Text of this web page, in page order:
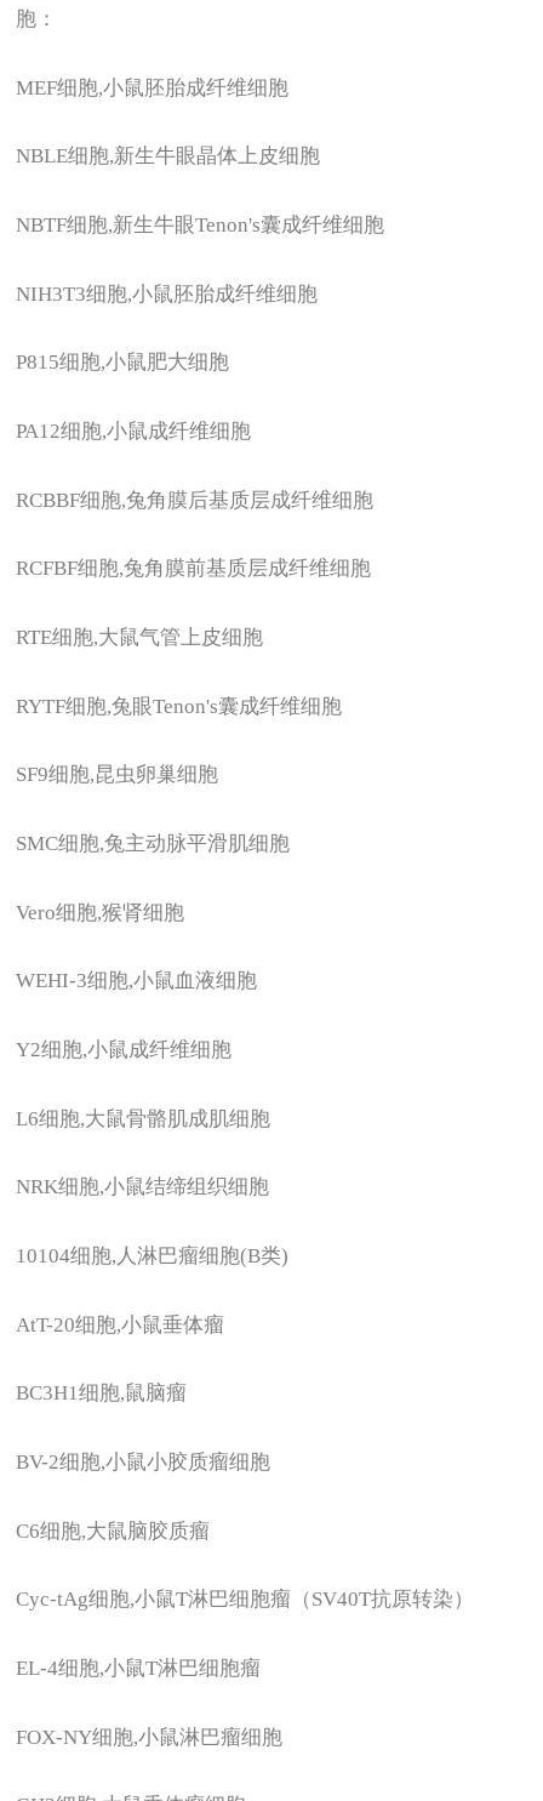
胞：
MEF细胞,小鼠胚胎成纤维细胞
NBLE细胞,新生牛眼晶体上皮细胞
NBTF细胞,新生牛眼Tenon's囊成纤维细胞
NIH3T3细胞,小鼠胚胎成纤维细胞
P815细胞,小鼠肥大细胞
PA12细胞,小鼠成纤维细胞
RCBBF细胞,兔角膜后基质层成纤维细胞
RCFBF细胞,兔角膜前基质层成纤维细胞
RTE细胞,大鼠气管上皮细胞
RYTF细胞,兔眼Tenon's囊成纤维细胞
SF9细胞,昆虫卵巢细胞
SMC细胞,兔主动脉平滑肌细胞
Vero细胞,猴肾细胞
WEHI-3细胞,小鼠血液细胞
Y2细胞,小鼠成纤维细胞
L6细胞,大鼠骨骼肌成肌细胞
NRK细胞,小鼠结缔组织细胞
10104细胞,人淋巴瘤细胞(B类)
AtT-20细胞,小鼠垂体瘤
BC3H1细胞,鼠脑瘤
BV-2细胞,小鼠小胶质瘤细胞
C6细胞,大鼠脑胶质瘤
Cyc-tAg细胞,小鼠T淋巴细胞瘤（SV40T抗原转染）
EL-4细胞,小鼠T淋巴细胞瘤
FOX-NY细胞,小鼠淋巴瘤细胞